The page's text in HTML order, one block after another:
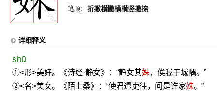
笔顺： 折撇横撇横横竖撇捺
详细释义
shū
①<形>美好。《诗经·静女》：“静女其姝，俟我于城隅。”
②<名>美女。《陌上桑》：“使君遣吏往，问是谁家姝。”